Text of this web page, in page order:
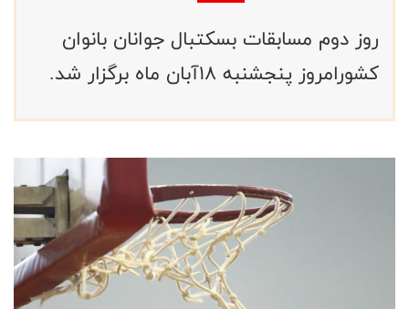
روز دوم مسابقات بسکتبال جوانان بانوان
کشورامروز پنجشنبه ۱۸آبان ماه برگزار شد.